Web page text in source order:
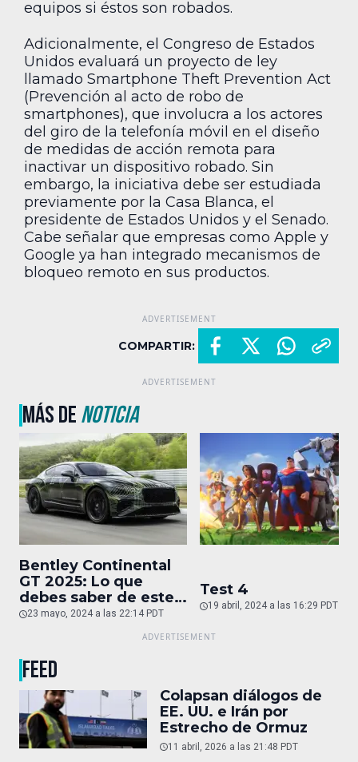
equipos si éstos son robados.
Adicionalmente, el Congreso de Estados
Unidos evaluará un proyecto de ley
llamado Smartphone Theft Prevention Act
(Prevención al acto de robo de
smartphones), que involucra a los actores
del giro de la telefonía móvil en el diseño
de medidas de acción remota para
inactivar un dispositivo robado. Sin
embargo, la iniciativa debe ser estudiada
previamente por la Casa Blanca, el
presidente de Estados Unidos y el Senado.
Cabe señalar que empresas como Apple y
Google ya han integrado mecanismos de
bloqueo remoto en sus productos.
COMPARTIR:
MÁS DENOTICIA
Bentley Continental
GT 2025: Lo que
debes saber de este
auto de superlujo
23 mayo, 2024 a las 22:14 PDT
Test 4
19 abril, 2024 a las 16:29 PDT
FEED
Colapsan diálogos de
EE. UU. e Irán por
Estrecho de Ormuz
11 abril, 2026 a las 21:48 PDT